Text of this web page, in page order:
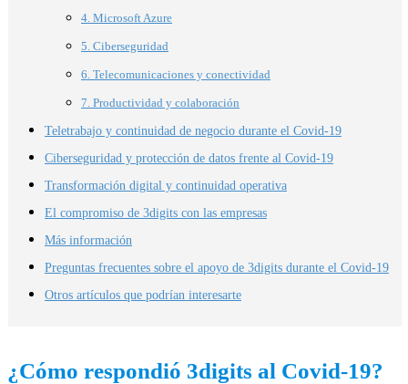
4. Microsoft Azure
5. Ciberseguridad
6. Telecomunicaciones y conectividad
7. Productividad y colaboración
Teletrabajo y continuidad de negocio durante el Covid-19
Ciberseguridad y protección de datos frente al Covid-19
Transformación digital y continuidad operativa
El compromiso de 3digits con las empresas
Más información
Preguntas frecuentes sobre el apoyo de 3digits durante el Covid-19
Otros artículos que podrían interesarte
¿Cómo respondió 3digits al Covid-19?